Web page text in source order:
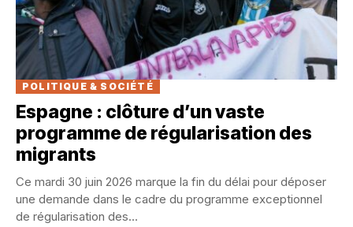
POLITIQUE & SOCIÉTÉ
Espagne : clôture d’un vaste
programme de régularisation des
migrants
Ce mardi 30 juin 2026 marque la fin du délai pour déposer
une demande dans le cadre du programme exceptionnel
de régularisation des...